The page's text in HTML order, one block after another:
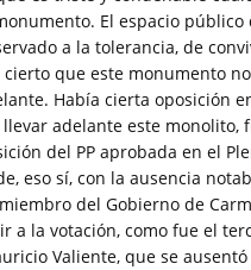
El espacio público
a la tolerancia, de
cierto que este monumento
Había cierta oposición
llevar adelante este monolito,
del PP aprobada en el
eso sí, con la ausencia
del Gobierno de
a la votación, como fue el
Valiente, que se